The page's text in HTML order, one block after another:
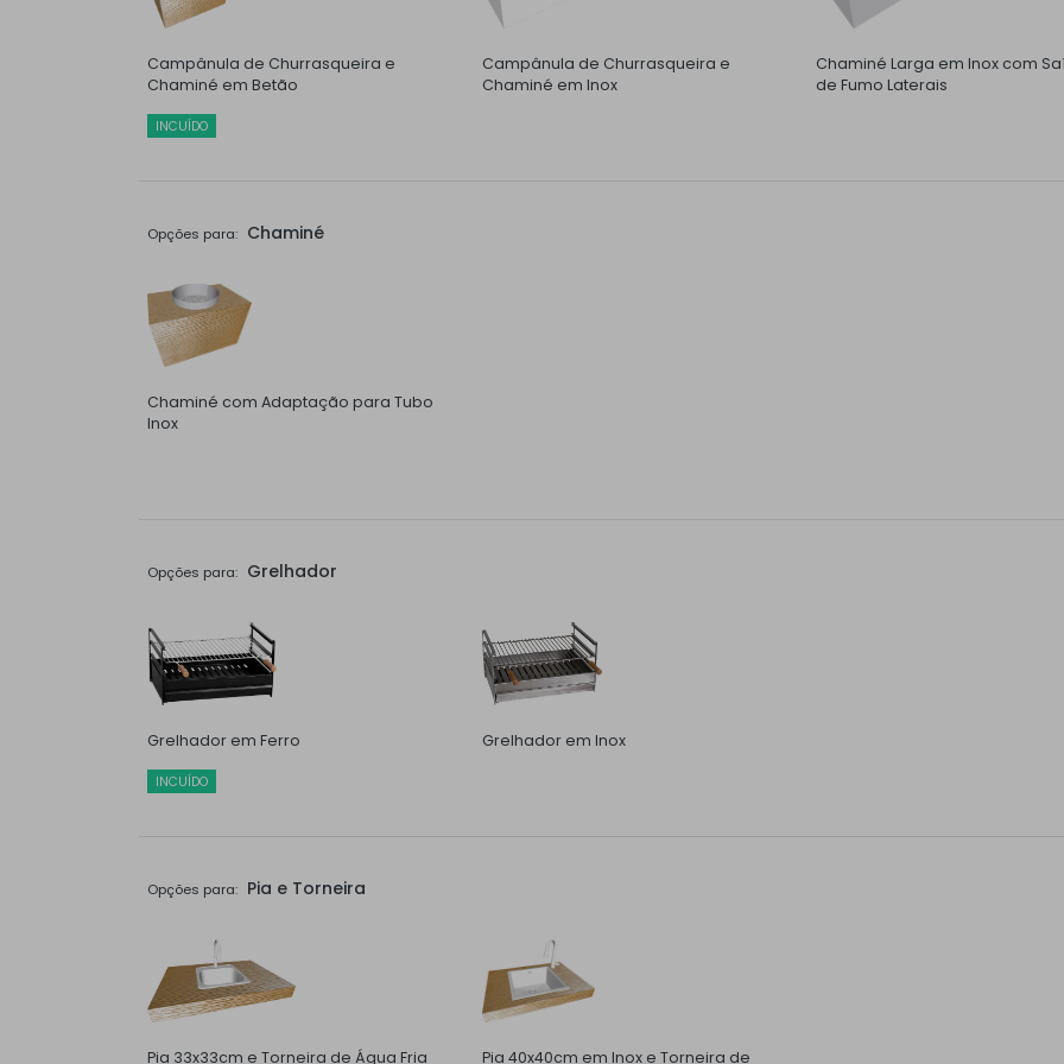
Campânula de Churrasqueira e
Chaminé em Betão
INCUÍDO
Campânula de Churrasqueira e
Chaminé em Inox
Chaminé Larga em Inox com
de Fumo Laterais
Opções para: Chaminé
Chaminé com Adaptação para Tubo
Inox
Opções para: Grelhador
Grelhador em Ferro
INCUÍDO
Grelhador em Inox
Opções para: Pia e Torneira
Pia 33x33cm e Torneira de Água Fria Pia 40x40cm em Inox e Torneira de